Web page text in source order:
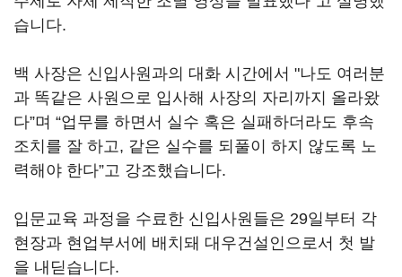
습니다.
백 사장은 신입사원과의 대화 시간에서 "나도 여러분
과 똑같은 사원으로 입사해 사장의 자리까지 올라왔
다”며 “업무를 하면서 실수 혹은 실패하더라도 후속
조치를 잘 하고, 같은 실수를 되풀이 하지 않도록 노
력해야 한다”고 강조했습니다.
입문교육 과정을 수료한 신입사원들은 29일부터 각
현장과 현업부서에 배치돼 대우건설인으로서 첫 발
을 내딛습니다.